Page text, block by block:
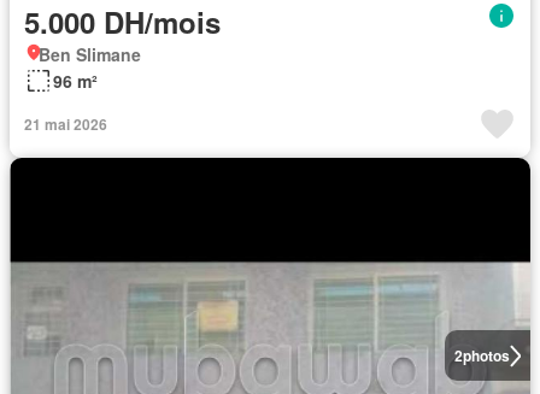
5.000 DH/mois
Ben Slimane
96 m²
21 mai 2026
2photos